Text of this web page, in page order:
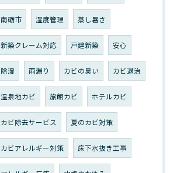
南砺市 湿度管理 蒸し暑さ
新築クレーム対応 戸建新築 安心
除湿 雨漏り カビの臭い カビ退治
温泉地カビ 旅館カビ ホテルカビ
カビ除去サービス 夏のカビ対策
カビアレルギー対策 床下水抜き工事